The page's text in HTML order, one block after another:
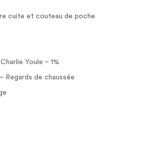
cuite et couteau de poche
Youle – 1%
Regards de chaussée